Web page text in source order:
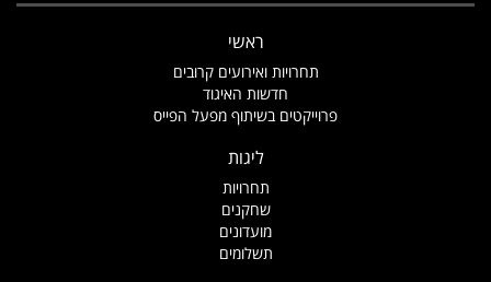
ראשי
תחרויות ואירועים קרובים
חדשות האיגוד
פרוייקטים בשיתוף מפעל הפייס
ליגות
תחרויות
שחקנים
מועדונים
תשלומים